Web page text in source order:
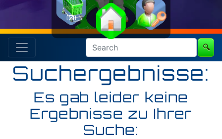
(0)
🔍
Suchergebnisse:
Es gab leider keine
Ergebnisse zu Ihrer
Suche: